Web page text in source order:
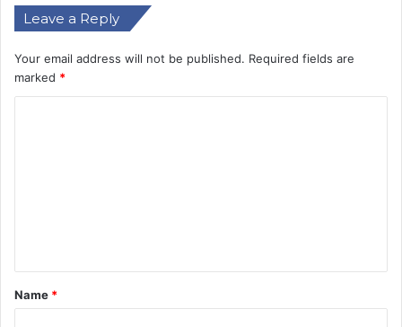
Leave a Reply
Your email address will not be published. Required fields are
marked *
t
*
Name *